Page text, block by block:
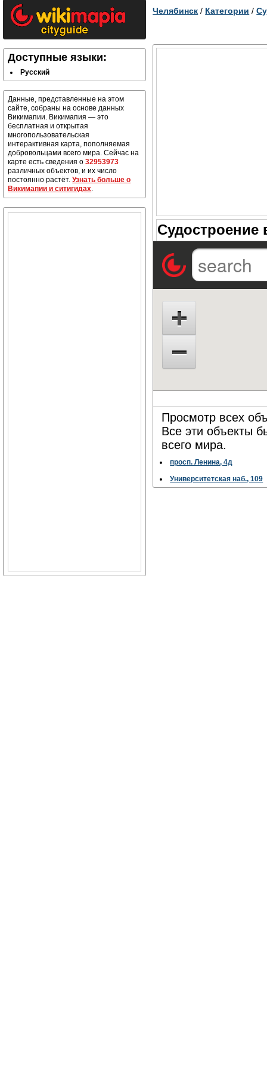
Доступные языки:
Русский
Данные, представленные на этом
сайте, собраны на основе данных
Викимапии. Викимапия — это
бесплатная и открытая
многопользовательская
интерактивная карта, пополняемая
добровольцами всего мира. Сейчас на
карте есть сведения о32953973
различных объектов, и их число
постоянно растёт.Узнать больше о
Викимапии и ситигидах.
Челябинск / Категории /
Судостроение
Просмотр всех
Все эти объекты
всего мира.
просп. Ленина, 4д
Университетская наб., 109